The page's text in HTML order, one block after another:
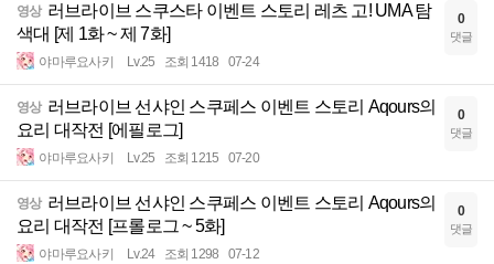
영상 러브라이브 스쿠스타 이벤트 스토리 레츠 고! UMA 탐
색대 [제 1화 ~ 제 7화]
야마루요사키 Lv.25 조회 1418 07-24
0
댓글
영상 러브라이브 선샤인 스쿠페스 이벤트 스토리 Aqours의
요리 대작전 [에필로그]
야마루요사키 Lv.25 조회 1215 07-20
0
댓글
영상 러브라이브 선샤인 스쿠페스 이벤트 스토리 Aqours의
요리 대작전 [프롤로그 ~ 5화]
야마루요사키 Lv.24 조회 1298 07-12
0
댓글